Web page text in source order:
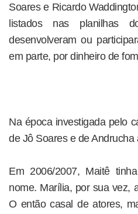
Soares e Ricardo
listados nas planilhas
desenvolveram ou
em parte, por dinheiro de
Na época investigada pelo
de Jô Soares e de
Em 2006/2007, Maitê
nome. Marília, por sua vez,
O então casal de atores,